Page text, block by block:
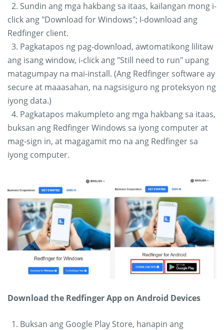
2. Sundin ang mga hakbang sa itaas, kailangan mong i-
click ang "Download for Windows"; I-download ang
Redfinger client.
3. Pagkatapos ng pag-download, awtomatikong lilitaw
ang isang window, i-click ang "Still need to run" upang
matagumpay na mai-install. (Ang Redfinger software ay
secure at maaasahan, na nagsisiguro ng proteksyon ng
iyong data.)
4. Pagkatapos makumpleto ang mga hakbang sa itaas,
buksan ang Redfinger Windows sa iyong computer at
mag-sign in, at magagamit mo na ang Redfinger sa
iyong computer.
Download the Redfinger App on Android Devices
1. Buksan ang Google Play Store, hanapin ang